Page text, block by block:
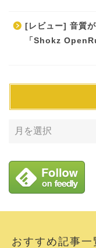
[レビュー] 音質
「Shokz
おすすめ記事一